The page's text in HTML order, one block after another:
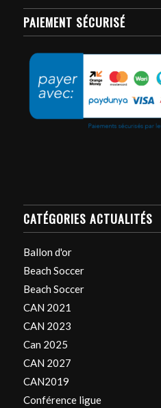
PAIEMENT SÉCURISÉ
CATÉGORIES ACTUALITÉS
Ballon d'or
Beach Soccer
Beach Soccer
CAN 2021
CAN 2023
Can 2025
CAN 2027
CAN2019
Conférence ligue